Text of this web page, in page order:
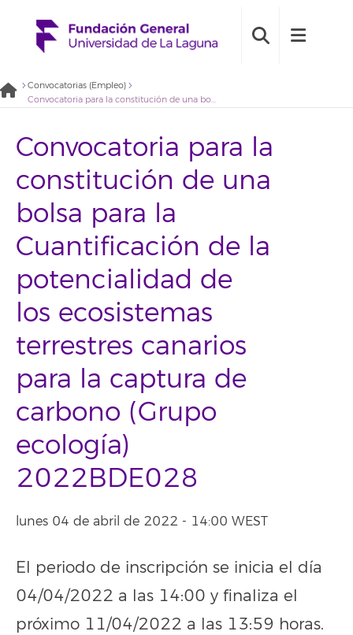
Convocatorias (Empleo)
Convocatoria para la constitución de una bolsa para la Cuantificación de la potencialidad de los ecosistemas terrestres canarios para la captura de carbono (Grupo ecología) 2022BDE028
Convocatoria para la
constitución de una
bolsa para la
Cuantificación de la
potencialidad de
los ecosistemas
terrestres canarios
para la captura de
carbono (Grupo
ecología)
2022BDE028
lunes 04 de abril de 2022 - 14:00 WEST
El periodo de inscripción se inicia el día
04/04/2022 a las 14:00 y finaliza el
próximo 11/04/2022 a las 13:59 horas.